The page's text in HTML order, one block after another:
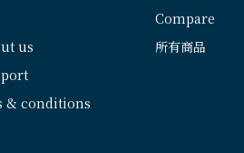
us
& conditions
Compare
所有商品